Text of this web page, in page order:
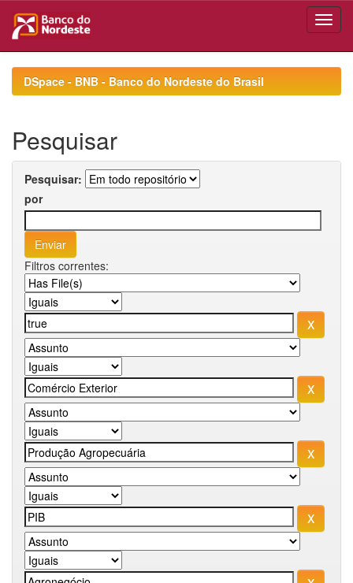
navigationDSpace - BNB - Banco do Nordeste do Brasil
Pesquisar
Pesquisar:
por
Filtros correntes: